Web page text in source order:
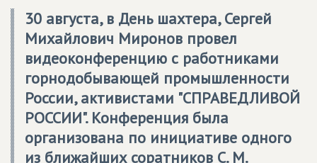
30 августа, в День шахтера, Сергей
Михайлович Миронов провел
видеоконференцию с работниками
горнодобывающей промышленности
России, активистами "СПРАВЕДЛИВОЙ
РОССИИ". Конференция была
организована по инициативе одного
из ближайших соратников С. М.